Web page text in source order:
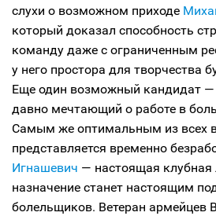
слухи о возможном приходе
который доказал способность
команду даже с ограниченным
у него простора для творчества
Еще один возможный кандидат —
давно мечтающий о работе в
Самым же оптимальным из всех
представляется временно
Игнашевич — настоящая клубная
назначение станет настоящим
болельщиков. Ветеран армейцев